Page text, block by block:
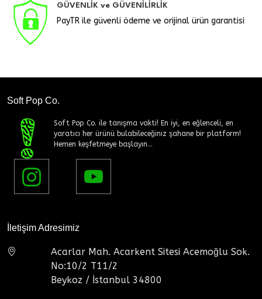
GÜVENLİK ve GÜVENİLİRLİK
PayTR ile güvenli ödeme ve orijinal ürün garantisi
Soft Pop Co.
Soft Pop Co. ile tanışma vakti! En iyi, en eğlenceli, en
yaratıcı her ürünü bulabileceğiniz şahane bir platform!
Hemen keşfetmeye başlayın...
İletişim Adresimiz
Acarlar Mah. Acarkent Sitesi Acemoğlu Sok.
No:10/2 T11/2
Beykoz / İstanbul 34800